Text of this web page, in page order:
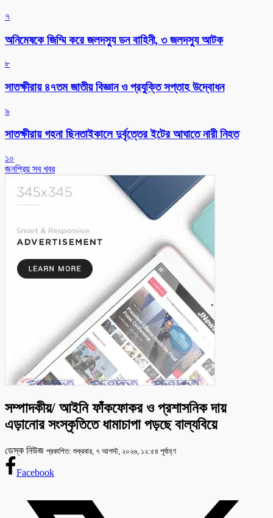
৭
অনিমেষকে জিম্মি করে জলদস্যু ডন বাহিনী, ৩ জলদস্যু আটক
৮
সাতক্ষীরায় ৪৭তম জাতীয় বিজ্ঞান ও প্রযুক্তি সপ্তাহ উদ্বোধন
৯
সাতক্ষীরায় গহনা ছিনতাইকালে দুর্বৃত্তের ইটের আঘাতে নারী নিহত
১০
জনপ্রিয় সব খবর
সম্পাদকীয়/ আইনি ফাঁকফোকর ও প্রশাসনিক দায়
এড়ানোর সংস্কৃতিতে ধামাচাপা পড়ছে বাল্যবিয়ে
ডেস্ক নিউজ প্রকাশিত: শুক্রবার, ৭ আগস্ট, ২০২৬, ১২:৫৪ পূর্বাহ্ণ
Facebook